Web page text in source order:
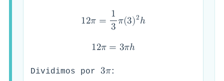
12𝜋 = 1
3𝜋(3)2ℎ
12𝜋 = 3𝜋ℎ
Dividimos por 3𝜋: